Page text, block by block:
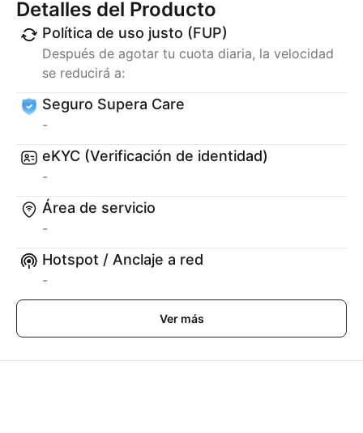
Detalles del Producto
Política de uso justo (FUP)
Después de agotar tu cuota diaria, la velocidad
se reducirá a:
Seguro Supera Care
-
eKYC (Verificación de identidad)
-
Área de servicio
-
Hotspot / Anclaje a red
-
Ver más